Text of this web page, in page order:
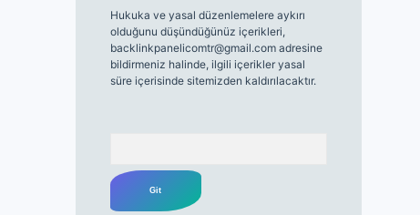
Hukuka ve yasal düzenlemelere aykırı
olduğunu düşündüğünüz içerikleri,
backlinkpanelicomtr@gmail.comadresine
bildirmeniz halinde, ilgili içerikler yasal
süre içerisinde sitemizden kaldırılacaktır.